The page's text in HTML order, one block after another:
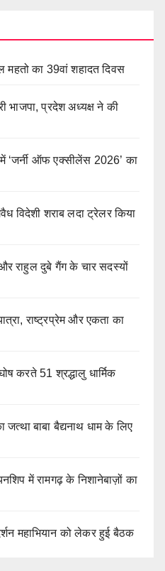
महतो का 39वां शहादत दिवस
भाजपा, प्रदेश अध्यक्ष ने की
में ‘जर्नी ऑफ एक्सीलेंस 2026’ का
विदेशी शराब लदा ट्रेलर किया
राहुल दुबे गैंग के चार सदस्यों
राष्ट्रप्रेम और एकता का
करते 51 श्रद्धालु धार्मिक
बाबा बैद्यनाथ धाम के लिए
में रामगढ़ के निशानेबाज़ों का
महाभियान को लेकर हुई बैठक